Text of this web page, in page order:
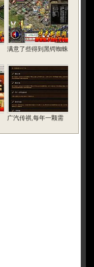
满意了些得到黑锷蜘蛛
广汽传祺,每年一颗需